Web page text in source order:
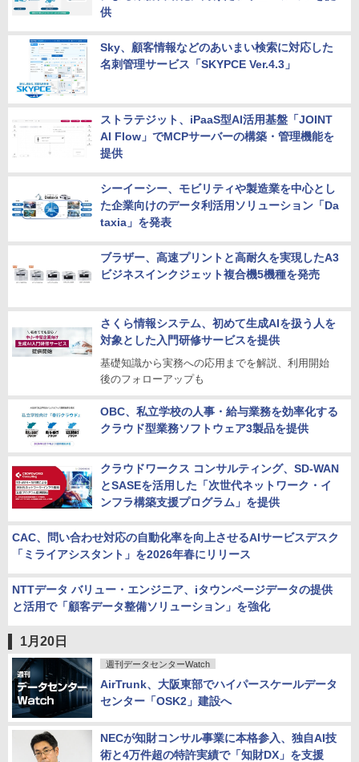
供
Sky、顧客情報などのあいまい検索に対応した
名刺管理サービス「SKYPCE Ver.4.3」
ストラテジット、iPaaS型AI活用基盤「JOINT
AI Flow」でMCPサーバーの構築・管理機能を
提供
シーイーシー、モビリティや製造業を中心とし
た企業向けのデータ利活用ソリューション「Da
taxia」を発表
ブラザー、高速プリントと高耐久を実現したA3
ビジネスインクジェット複合機5機種を発売
さくら情報システム、初めて生成AIを扱う人を
対象とした入門研修サービスを提供
基礎知識から実務への応用までを解説、利用開始
後のフォローアップも
OBC、私立学校の人事・給与業務を効率化する
クラウド型業務ソフトウェア3製品を提供
クラウドワークス コンサルティング、SD-WAN
とSASEを活用した「次世代ネットワーク・イ
ンフラ構築支援プログラム」を提供
CAC、問い合わせ対応の自動化率を向上させるAIサービスデスク
「ミライアシスタント」を2026年春にリリース
NTTデータ バリュー・エンジニア、iタウンページデータの提供
と活用で「顧客データ整備ソリューション」を強化
1月20日
週刊データセンターWatch
AirTrunk、大阪東部でハイパースケールデータ
センター「OSK2」建設へ
NECが知財コンサル事業に本格参入、独自AI技
術と4万件超の特許実績で「知財DX」を支援